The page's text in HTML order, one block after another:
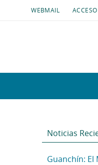
WEBMAIL
Noticias
Guanchín: El